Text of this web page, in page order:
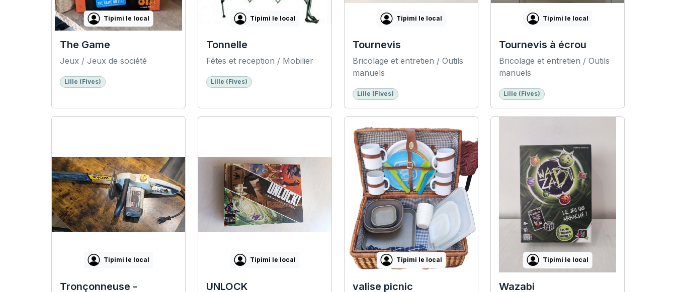
Tipimi le local
The Game
Jeux / Jeux de société
Lille (Fives)
Tipimi le local
Tonnelle
Fêtes et reception / Mobilier
Lille (Fives)
Tipimi le local
Tournevis
Bricolage et entretien / Outils
manuels
Lille (Fives)
Tipimi le local
Tournevis à écrou
Bricolage et entretien / Outils
manuels
Lille (Fives)
Tipimi le local
Tronçonneuse -
Tipimi le local
UNLOCK
Tipimi le local
valise picnic
Tipimi le local
Wazabi